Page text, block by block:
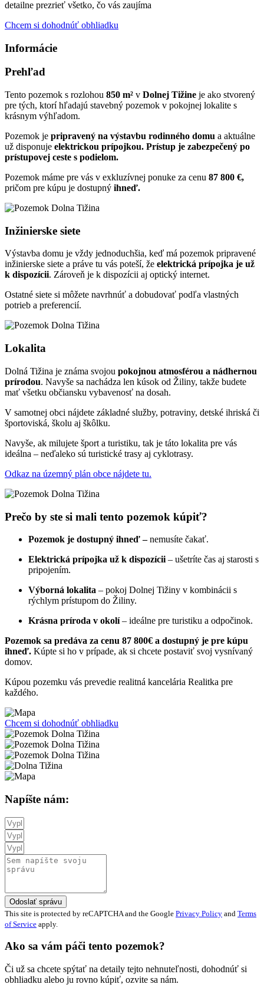
detailne prezrieť všetko, čo vás zaujíma
Chcem si dohodnúť obhliadku
Informácie
Prehľad
Tento pozemok s rozlohou 850 m² v Dolnej Tižine je ako stvorený
pre tých, ktorí hľadajú stavebný pozemok v pokojnej lokalite s
krásnym výhľadom.
Pozemok je pripravený na výstavbu rodinného domu a aktuálne
už disponuje elektrickou prípojkou. Prístup je zabezpečený po
prístupovej ceste s podielom.
Pozemok máme pre vás v exkluzívnej ponuke za cenu 87 800 €,
pričom pre kúpu je dostupný ihneď.
Inžinierske siete
Výstavba domu je vždy jednoduchšia, keď má pozemok pripravené
inžinierske siete a práve tu vás poteší, že elektrická prípojka je už
k dispozícii. Zároveň je k dispozícii aj optický internet.
Ostatné siete si môžete navrhnúť a dobudovať podľa vlastných
potrieb a preferencií.
Lokalita
Dolná Tižina je známa svojou pokojnou atmosférou a nádhernou
prírodou. Navyše sa nachádza len kúsok od Žiliny, takže budete
mať všetku občiansku vybavenosť na dosah.
V samotnej obci nájdete základné služby, potraviny, detské ihriská či
športoviská, školu aj škôlku.
Navyše, ak milujete šport a turistiku, tak je táto lokalita pre vás
ideálna – neďaleko sú turistické trasy aj cyklotrasy.
Odkaz na územný plán obce nájdete tu.
Prečo by ste si mali tento pozemok kúpiť?
Pozemok je dostupný ihneď –nemusíte čakať.
Elektrická prípojka už k dispozícii – ušetríte čas aj starosti s
pripojením.
Výborná lokalita – pokoj Dolnej Tižiny v kombinácii s
rýchlym prístupom do Žiliny.
Krásna príroda v okolí– ideálne pre turistiku a odpočinok.
Pozemok sa predáva za cenu 87 800€ a dostupný je pre kúpu
ihneď. Kúpte si ho v prípade, ak si chcete postaviť svoj vysnívaný
domov.
Kúpou pozemku vás prevedie realitná kancelária Realitka pre
každého.
Chcem si dohodnúť obhliadku
Napíšte nám:
Odoslať správu
This site is protected by reCAPTCHA and the Google Privacy Policy and Terms
of Service apply.
Ako sa vám páči tento pozemok?
Či už sa chcete spýtať na detaily tejto nehnuteľnosti, dohodnúť si
obhliadku alebo ju rovno kúpiť, ozvite sa nám.